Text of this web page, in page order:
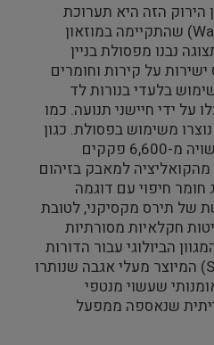
הירוק הזה היא תערוכת
) שהתקיימה במוזאון
נבנו מפסולת בניין
על קירות וחומרים
בלעדי בנורות לד
על ידי חיישני תנועה. כמו
משימוש בפסולת. כגון
מיצג שרשרת פקקים העשויה מ-6,600 פקקים
למאבק בזיהום
חומר חיפוי עם דוגמה
של תירס מקסיקני, לטובת
חקלאיות מסורתיות
הביולוגי עבור הדורות
) המיוצר מעלי אגבה שנותרו
שעשוי מנטפי
שנאספה ממפעל